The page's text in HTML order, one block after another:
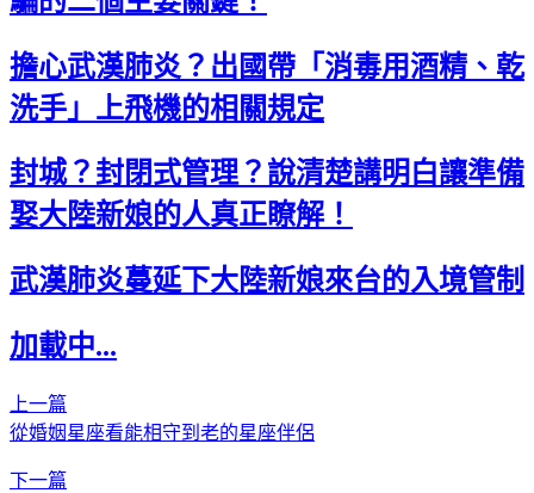
擔心武漢肺炎？出國帶「消毒用酒精、乾
洗手」上飛機的相關規定
封城？封閉式管理？說清楚講明白讓準備
娶大陸新娘的人真正瞭解！
武漢肺炎蔓延下大陸新娘來台的入境管制
加載中...
上一篇
從婚姻星座看能相守到老的星座伴侶
下一篇